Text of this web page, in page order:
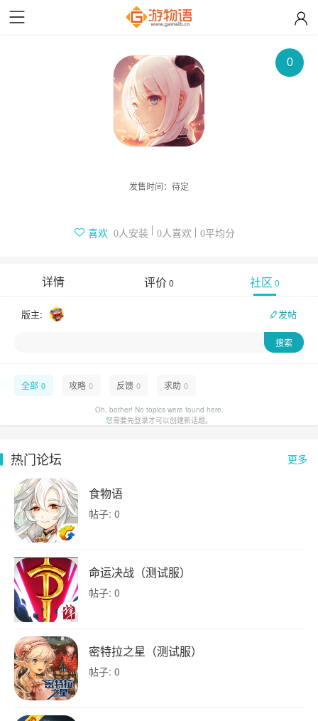
0
发售时间： 待定
喜欢 0人安装 0人喜欢 0平均分
详情 评价0 社区 0
版主: 发帖
全部 0 攻略 0 反馈 0 求助 0
Oh, bother! No topics were found here.
您需要先登录才可以创建新话题。
更多
热门论坛
食物语
帖子: 0
命运决战（测试服）
帖子: 0
密特拉之星（测试服）
帖子: 0